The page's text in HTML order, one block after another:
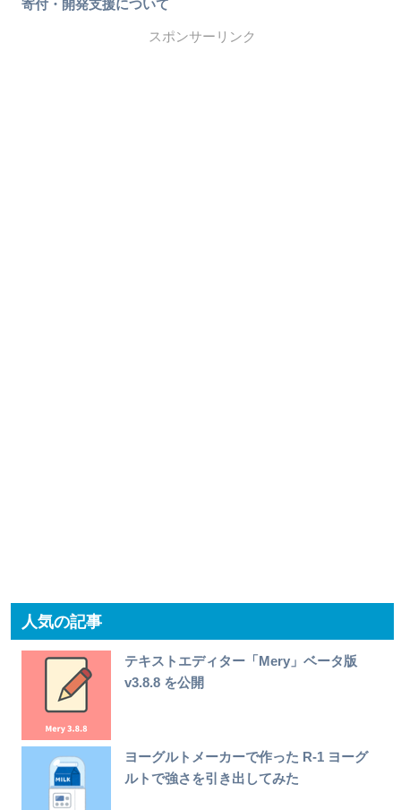
寄付・開発支援について
スポンサーリンク
人気の記事
テキストエディター「Mery」ベータ版
v3.8.8 を公開
ヨーグルトメーカーで作った R-1 ヨーグ
ルトで強さを引き出してみた